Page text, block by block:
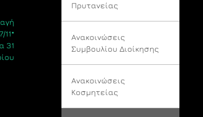
11*
31
Πρυτανείας
Ανακοινώσεις
Συμβουλίου Διοίκησης
Ανακοινώσεις
Κοσμητείας